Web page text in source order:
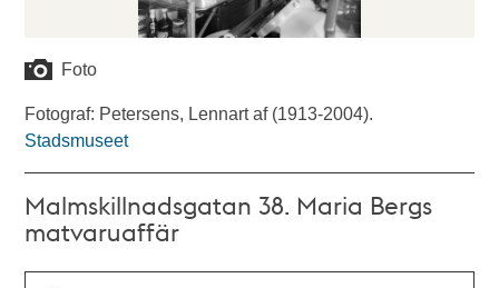
Foto
Fotograf: Petersens, Lennart af (1913-2004).
Stadsmuseet
Malmskillnadsgatan 38. Maria Bergs
matvaruaffär